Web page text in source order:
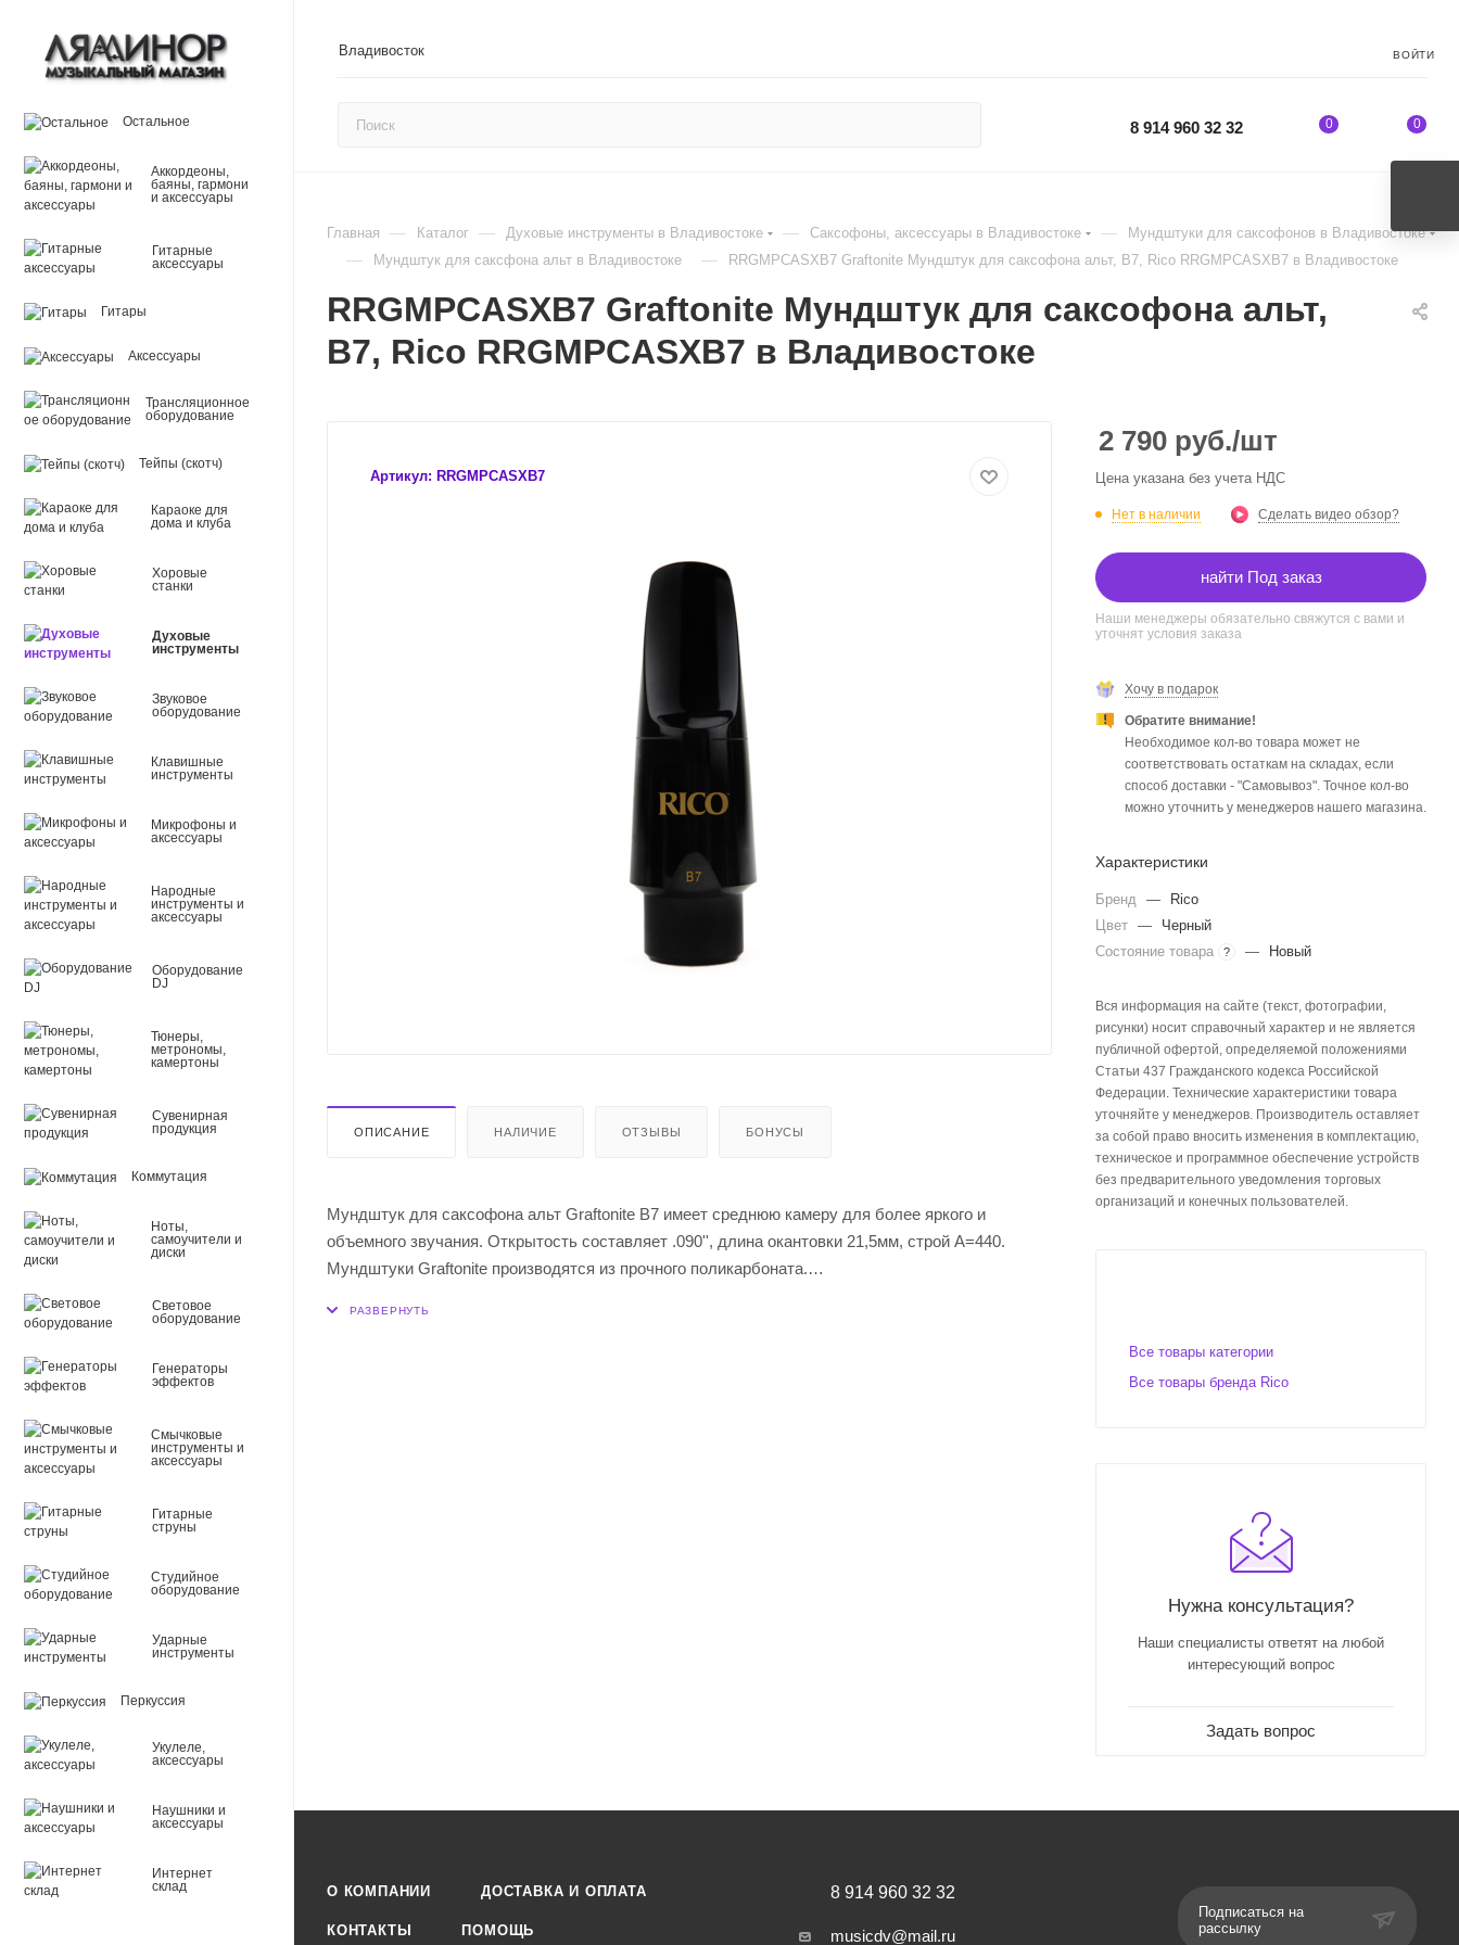
Владивосток ВОЙТИ
8 914 960 32 32 0 0
Остальное
Аккордеоны,
баяны, гармони
и аксессуары
Гитарные
аксессуары
Гитары
Аксессуары
Трансляционное
оборудование
Тейпы (скотч)
Караоке для
дома и клуба
Хоровые
станки
Духовые
инструменты
Звуковое
оборудование
Клавишные
инструменты
Микрофоны и
аксессуары
Народные
инструменты и
аксессуары
Оборудование
DJ
Тюнеры,
метрономы,
камертоны
Сувенирная
продукция
Коммутация
Ноты,
самоучители и
диски
Световое
оборудование
Генераторы
эффектов
Смычковые
инструменты и
аксессуары
Гитарные
струны
Студийное
оборудование
Ударные
инструменты
Перкуссия
Укулеле,
аксессуары
Наушники и
аксессуары
Интернет
склад
Главная — Каталог — Духовые инструменты в Владивостоке — Саксофоны, аксессуары в Владивостоке — Мундштуки для саксофонов в Владивостоке
— Мундштук для саксфона альт в Владивостоке — RRGMPCASXB7 Graftonite Мундштук для саксофона альт, B7, Rico RRGMPCASXB7 в Владивостоке
RRGMPCASXB7 Graftonite Мундштук для саксофона альт,
B7, Rico RRGMPCASXB7 в Владивостоке
Артикул: RRGMPCASXB7
ОПИСАНИЕ НАЛИЧИЕ ОТЗЫВЫ БОНУСЫ
Мундштук для саксофона альт Graftonite В7 имеет среднюю камеру для более яркого и
объемного звучания. Открытость составляет .090'', длина окантовки 21,5мм, строй А=440.
Мундштуки Graftonite производятся из прочного поликарбоната.
2 790 руб./шт
Цена указана без учета НДС
Нет в наличии Сделать видео обзор?
найти Под заказ
Наши менеджеры обязательно свяжутся с вами и
уточнят условия заказа
Хочу в подарок
Обратите внимание!
Необходимое кол-во товара может не
соответствовать остаткам на складах, если
способ доставки - "Самовывоз". Точное кол-во
можно уточнить у менеджеров нашего магазина.
Характеристики
Бренд —
Rico
Цвет —
Черный
Состояние товара
? — Новый
Вся информация на сайте (текст, фотографии,
рисунки) носит справочный характер и не является
публичной офертой, определяемой положениями
Статьи 437 Гражданского кодекса Российской
Федерации. Технические характеристики товара
уточняйте у менеджеров. Производитель оставляет
за собой право вносить изменения в комплектацию,
техническое и программное обеспечение устройств
без предварительного уведомления торговых
организаций и конечных пользователей.
Все товары категории
Все товары бренда Rico
Нужна консультация?
Наши специалисты ответят на любой
интересующий вопрос
Задать вопрос
О КОМПАНИИ ДОСТАВКА И ОПЛАТА
КОНТАКТЫ ПОМОЩЬ
8 914 960 32 32
musicdv@mail.ru
Подписаться на
рассылку